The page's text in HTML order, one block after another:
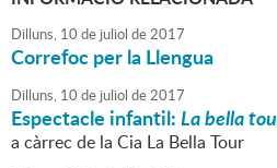
Dilluns, 10 de juliol de2017
Correfoc per la Llengua
Dilluns, 10 de juliol de2017
Espectacle infantil:La bella
a càrrec de la Cia La Bella Tour